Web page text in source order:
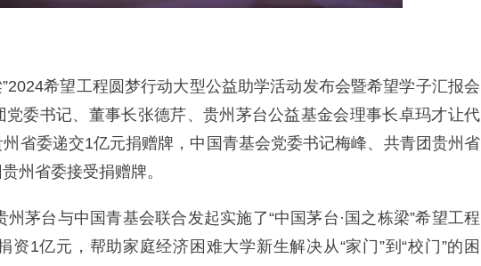
希望工程圆梦行动大型公益助学活动发布会暨希望学子汇报会
委书记、董事长张德芹、贵州茅台公益基金会理事长卓玛才让代
省委递交1亿元捐赠牌，中国青基会党委书记梅峰、共青团贵州省
州省委接受捐赠牌。
茅台与中国青基会联合发起实施了“中国茅台·国之栋梁”希望工程
资1亿元，帮助家庭经济困难大学新生解决从“家门”到“校门”的困